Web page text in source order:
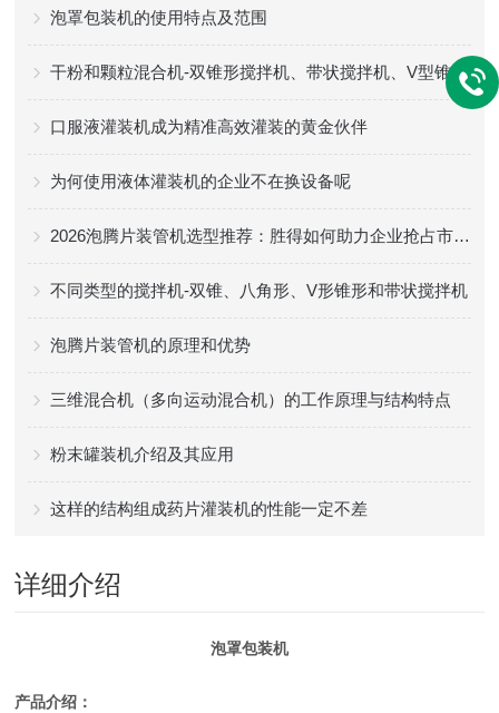
泡罩包装机的使用特点及范围
干粉和颗粒混合机-双锥形搅拌机、带状搅拌机、V型锥形搅拌机
口服液灌装机成为精准高效灌装的黄金伙伴
为何使用液体灌装机的企业不在换设备呢
2026泡腾片装管机选型推荐：胜得如何助力企业抢占市场先机？
不同类型的搅拌机-双锥、八角形、V形锥形和带状搅拌机
泡腾片装管机的原理和优势
三维混合机（多向运动混合机）的工作原理与结构特点
粉末罐装机介绍及其应用
这样的结构组成药片灌装机的性能一定不差
详细介绍
泡罩包装机
产品介绍：